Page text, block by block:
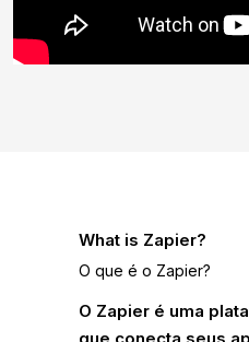
What is Zapier?
O que é o Zapier?
O Zapier é uma